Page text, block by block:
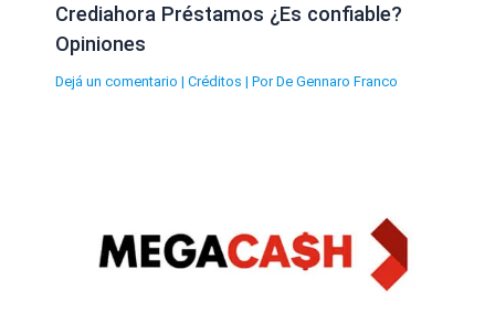
Crediahora Préstamos ¿Es confiable?
Opiniones
Dejá un comentario | Créditos | Por De Gennaro Franco